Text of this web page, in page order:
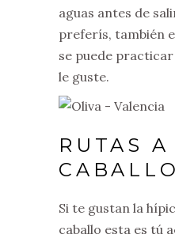
aguas antes de
preferís, también
se puede
le guste.
RUTAS A
CABALLO
Si te gustan la
caballo esta es tú